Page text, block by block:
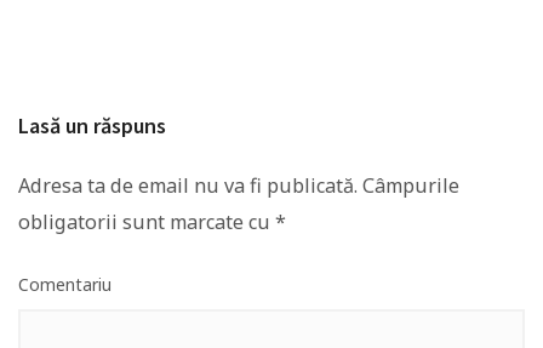
Lasă un răspuns
Adresa ta de email nu va fi publicată. Câmpurile
obligatorii sunt marcate cu *
Comentariu